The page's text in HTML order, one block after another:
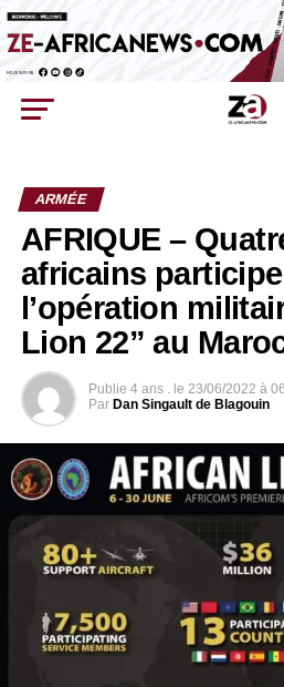
ARMÉE
AFRIQUE –
africains
l’opération
Lion 22” au
Publie 4 ans . le 23/06/2022 à
Par Dan Singault de Blagouin